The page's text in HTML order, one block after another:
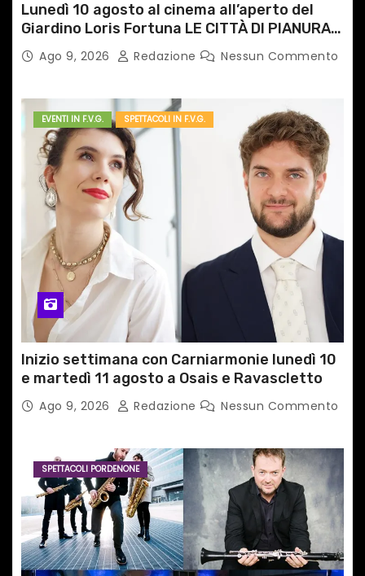
Lunedì 10 agosto al cinema all’aperto del
Giardino Loris Fortuna LE CITTÀ DI PIANURA,
il caso cinematografico dell’anno!
Ago 9, 2026 Redazione Nessun Commento
EVENTI IN F.V.G. SPETTACOLI IN F.V.G.
Inizio settimana con Carniarmonie lunedì 10
e martedì 11 agosto a Osais e Ravascletto
Ago 9, 2026 Redazione Nessun Commento
SPETTACOLI PORDENONE